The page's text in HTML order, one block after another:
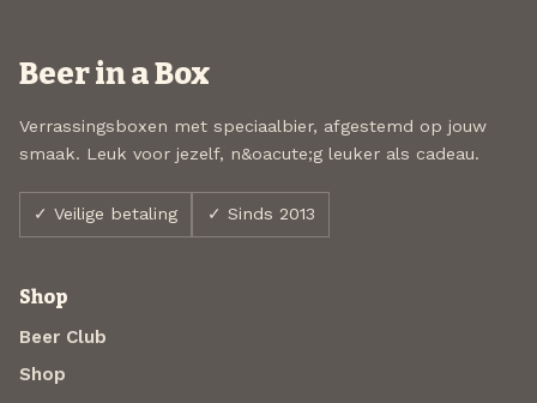
Beer in a Box
Verrassingsboxen met speciaalbier, afgestemd op jouw
smaak. Leuk voor jezelf, n&oacute;g leuker als cadeau.
✓ Veilige betaling ✓ Sinds 2013
Shop
Beer Club
Shop